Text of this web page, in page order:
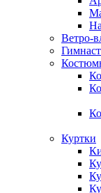
Ветро-
Куртки